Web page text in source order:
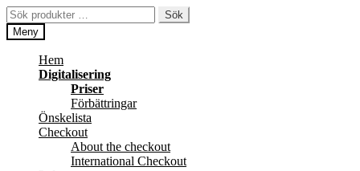
Hoppa
till
navigering
Hoppa
till
innehåll
Sök
efter:
Sök
Meny
Hem
Digitalisering
Priser
Förbättringar
Önskelista
Checkout
About the checkout
International Checkout